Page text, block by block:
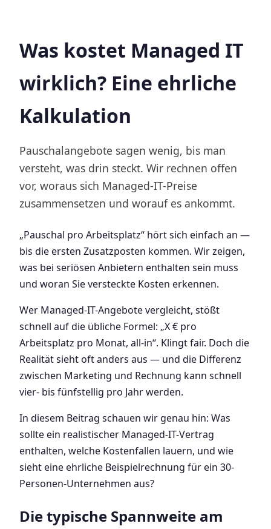
Was kostet Managed IT
wirklich? Eine ehrliche
Kalkulation
Pauschalangebote sagen wenig, bis man
versteht, was drin steckt. Wir rechnen offen
vor, woraus sich Managed-IT-Preise
zusammensetzen und worauf es ankommt.
„Pauschal pro Arbeitsplatz“ hört sich einfach an —
bis die ersten Zusatzposten kommen. Wir zeigen,
was bei seriösen Anbietern enthalten sein muss
und woran Sie versteckte Kosten erkennen.
Wer Managed-IT-Angebote vergleicht, stößt
schnell auf die übliche Formel: „X € pro
Arbeitsplatz pro Monat, all-in“. Klingt fair. Doch die
Realität sieht oft anders aus — und die Differenz
zwischen Marketing und Rechnung kann schnell
vier- bis fünfstellig pro Jahr werden.
In diesem Beitrag schauen wir genau hin: Was
sollte ein realistischer Managed-IT-Vertrag
enthalten, welche Kostenfallen lauern, und wie
sieht eine ehrliche Beispielrechnung für ein 30-
Personen-Unternehmen aus?
Die typische Spannweite am